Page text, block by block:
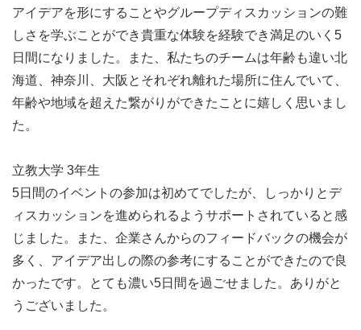
キッズデザイン視点についてのレクチャーあり！
キッズデザインの理念は
「子どもたちの安全・安心に貢献するデザイン」
「創造性と未来を拓くデザイン」
「子どもたちを産み育てやすいデザイン」
を普及すること
た、良質な商品や施設、プログラム、調査研究活動なにこ
の「キッズデザイン」の考え方を入れ、次世代を担う子ど
もたちの健やかな成長発達につながる社会環境の創出をし
ていきたいと思います。これらの想いや「キッズデザイン
視点」が学べるレクチャーを開催します。
アイデアを形にすることやグループディスカッションの難
しさを学ぶことができ貴重な体験を経験でき満足のいく5
日間になりました。また、私たちのチームは年齢も違い北
海道、神奈川、大阪とそれぞれ離れた場所に住んでいて、
年齢や地域を超えた繋がりができたことに嬉しく思いまし
た。
立教大学 3年生
5日間のイベントの参加は初めてでしたが、しっかりとデ
ィスカッションを進められるようサポートされていると感
じました。また、企業さんからのフィードバックの機会が
多く、アイデア出しの際の参考にすることができたので良
かったです。とても濃い5日間を過ごせました。ありがと
うございました。